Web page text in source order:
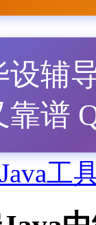
设辅
靠谱
Java工